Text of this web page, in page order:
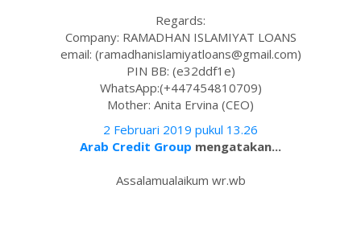
Regards:
Company: RAMADHAN ISLAMIYAT LOANS
email: (ramadhanislamiyatloans@gmail.com)
PIN BB: (e32ddf1e)
WhatsApp:(+447454810709)
Mother: Anita Ervina (CEO)
2 Februari 2019 pukul 13.26
Arab Credit Group mengatakan...
Assalamualaikum wr.wb